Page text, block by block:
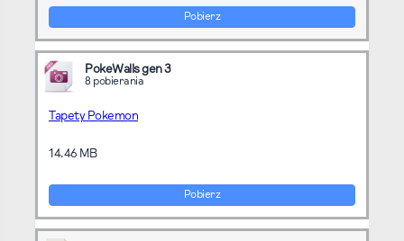
Pobierz
PokeWalls gen 3
8 pobierania
Tapety Pokemon
14.46 MB
Pobierz